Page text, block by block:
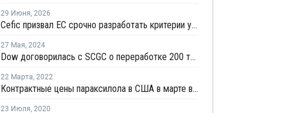
29 Июня, 2026
Сefic призвал ЕС срочно разработать критерии утилизации отходов методом химпереработки
27 Мая, 2024
Dow договорилась с SCGC о переработке 200 тыс. тонн пластиковых отходов
22 Марта, 2022
Контрактные цены параксилола в США в марте выросли на USD254 за тонну
23 Июля, 2020